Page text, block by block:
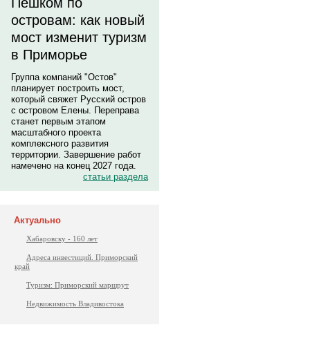
островам: как новый
мост изменит туризм
в Приморье
Группа компаний "Остов"
планирует построить мост,
который свяжет Русский остров
с островом Елены. Переправа
станет первым этапом
масштабного проекта
комплексного развития
территории. Завершение работ
намечено на конец 2027 года.
статьи раздела
Актуально
Хабаровску - 160 лет
Адреса инвестиций. Приморский
край
Туризм: Приморский маршрут
Недвижимость Владивостока